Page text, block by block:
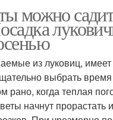
можно
из луковиц,
выбрать
рано, когда теплая
начнут прорастать